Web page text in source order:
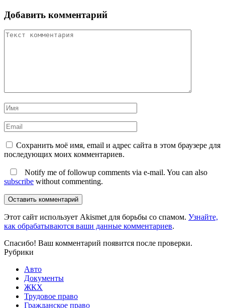
Добавить комментарий
Сохранить моё имя, email и адрес сайта в этом браузере для
последующих моих комментариев.
Notify me of followup comments via e-mail. You can also
subscribe without commenting.
Оставить комментарий
Этот сайт использует Akismet для борьбы со спамом. Узнайте,
как обрабатываются ваши данные комментариев.
Спасибо! Ваш комментарий появится после проверки.
Рубрики
Авто
Документы
ЖКХ
Трудовое право
Гражданское право